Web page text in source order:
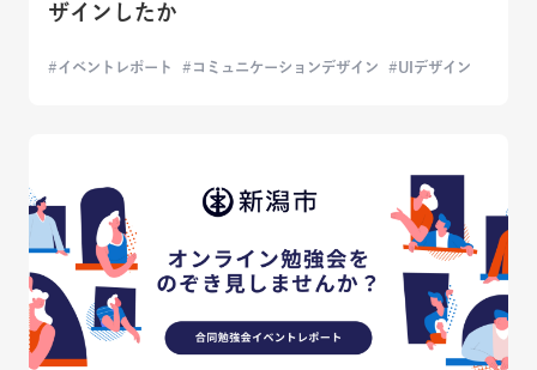
ザインしたか
イベントレポート コミュニケーションデザイン UIデザイン